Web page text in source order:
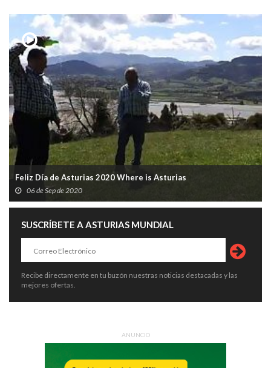
Feliz Día de Asturias 2020 Where is Asturias
06 de Sep de 2020
SUSCRÍBETE A ASTURIAS MUNDIAL
Recibe directamente en tu buzón nuestras noticias destacadas y las
mejores ofertas.
ANUNCIO